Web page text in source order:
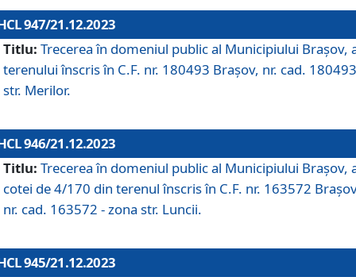
947/21.12.2023
Titlu: Trecerea în domeniul public al Municipiului Braşov,
terenului înscris în C.F. nr. 180493 Brașov, nr. cad.
str. Merilor.
946/21.12.2023
Titlu: Trecerea în domeniul public al Municipiului Braşov,
cotei de 4/170 din terenul înscris în C.F. nr. 163572
nr. cad. 163572 - zona str. Luncii.
945/21.12.2023